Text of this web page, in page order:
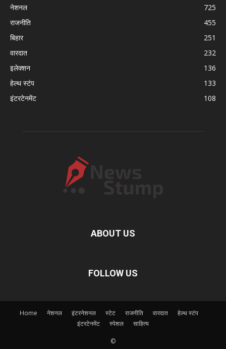
नेशनल
725
राजनीति
455
बिहार
251
वारदात
232
इलेक्शन
136
हेल्थ स्टंप
133
इंटरटेनमेंट
108
ABOUT US
FOLLOW US
Home नेशनल इंटरनेशनल स्टेट राजनीति वारदात
हेल्थ स्टंप
इंटरटेनमेंट
स्पेशल साहित्य
©